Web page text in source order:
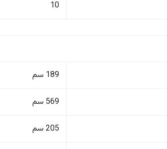
10
189 سم
569 سم
205 سم